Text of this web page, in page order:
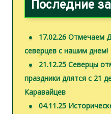
Последние
17.02.26 Отмечаем
северцев с нашим днем!
21.12.25 Северцы
праздники длятся с 21
Каравайцев
04.11.25